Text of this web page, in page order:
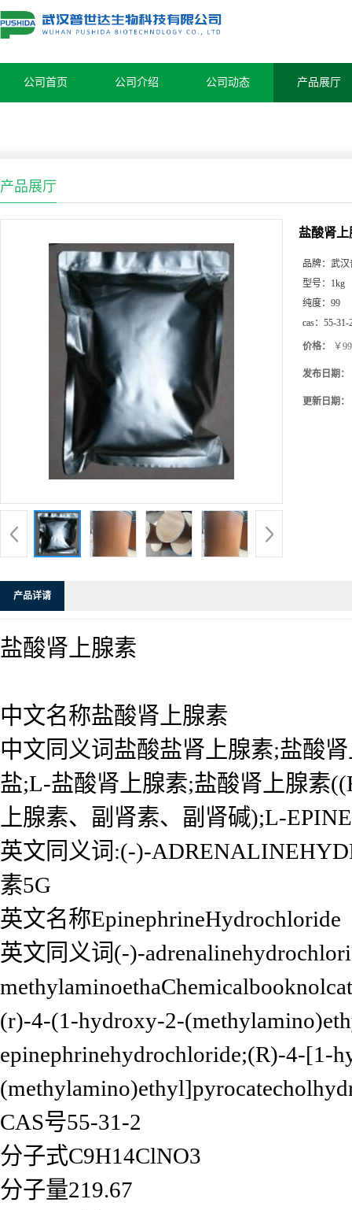
公司首页 公司介绍 公司动态 产品展厅
产品展厅
盐酸肾上
品牌： 武汉
型号： 1kg
纯度： 99
cas： 55-31-
价格： ￥
发布日期：
更新日期：
产品详请
盐酸肾上腺素
中文名称盐酸肾上腺素
中文同义词盐酸盐肾上腺素;盐酸
盐;L-盐酸肾上腺素;盐酸肾上腺素
上腺素、副肾素、副肾碱);L-
英文同义词:(-)-
素5G
英文名称EpinephrineHydrochloride
英文同义词(-)-
(r)-4-(1-hydroxy-2-
epinephrinehydrochloride;(R)-4-[1-
CAS号55-31-2
分子式C9H14ClNO3
分子量219.67